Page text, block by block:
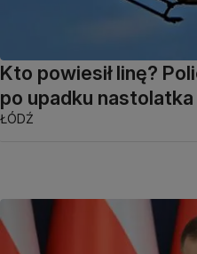
Kto powiesił linę?
po upadku nastolatka
ŁÓDŹ